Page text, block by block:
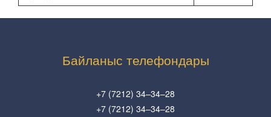
Байланыс телефондары
+7 (7212) 34–34–28
+7 (7212) 34–34–28